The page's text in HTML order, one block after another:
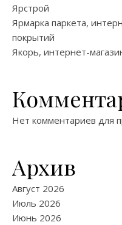
Ярстрой
Ярмарка паркета,
покрытий
Якорь, интернет-
Нет комментариев для
Архив
Август 2026
Июль 2026
Июнь 2026